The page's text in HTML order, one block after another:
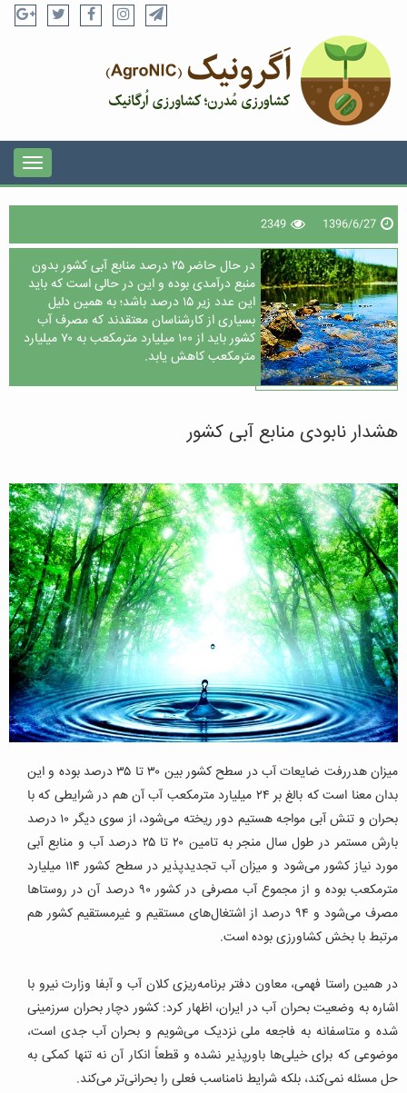
1396/6/27
2349
در حال حاضر ۲۵ درصد منابع آبی کشور بدون
منبع درآمدی بوده و این در حالی است که باید
این عدد زیر ۱۵ درصد باشد؛ به همین دلیل
بسیاری از کارشناسان معتقدند که مصرف آب
کشور باید از ۱۰۰ میلیارد مترمکعب به ۷۰ میلیارد
مترمکعب کاهش یابد.
هشدار نابودی منابع آبی کشور
میزان هدررفت ضایعات آب در سطح کشور بین ۳۰ تا ۳۵ درصد بوده و این
بدان ‌معنا است که بالغ بر ۲۴ میلیارد مترمکعب آب آن هم در شرایطی که با
بحران و تنش آبی مواجه هستیم دور ریخته می‌شود، از سوی دیگر ۱۰ درصد
بارش مستمر در طول سال منجر به تامین ۲۰ تا ۲۵ درصد آب و منابع آبی
مورد نیاز کشور می‌شود و میزان آب تجدیدپذیر در سطح کشور ۱۱۴ میلیارد
مترمکعب بوده و از مجموع آب مصرفی در کشور ۹۰ درصد آن در روستاها
مصرف می‌شود و ۹۴ درصد از اشتغال‌های مستقیم و غیرمستقیم کشور هم
مرتبط با بخش کشاورزی بوده است.
در همین راستا فهمی، معاون دفتر برنامه‌ریزی کلان آب و آبفا وزارت نیرو با
اشاره به وضعیت بحران آب در ایران، اظهار کرد: کشور دچار بحران سرزمینی
شده و متاسفانه به فاجعه ملی نزدیک می‌شویم و بحران آب جدی است،
موضوعی که برای خیلی‌ها باورپذیر نشده و قطعاً انکار آن نه ‌تنها کمکی به
حل مسئله نمی‌کند، بلکه شرایط نامناسب فعلی را بحرانی‌تر می‌کند.